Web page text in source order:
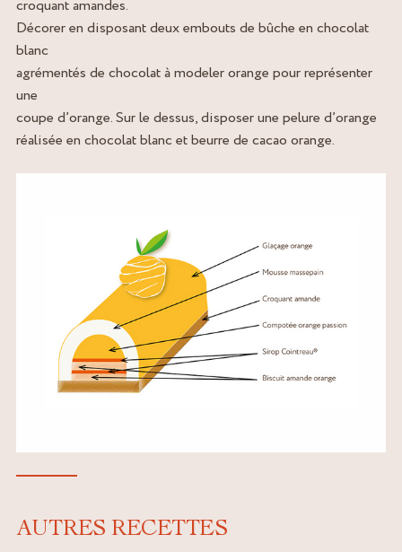
croquant amandes.
Décorer en disposant deux embouts de bûche en chocolat
blanc
agrémentés de chocolat à modeler orange pour représenter
une
coupe d’orange. Sur le dessus, disposer une pelure d’orange
réalisée en chocolat blanc et beurre de cacao orange.
AUTRES RECETTES